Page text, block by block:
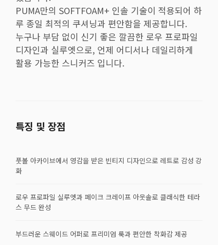
PUMA만의 SOFTFOAM+ 인솔 기술이 적용되어 하
루 종일 최적의 쿠셔닝과 편안함을 제공합니다.
누구나 부담 없이 신기 좋은 깔끔한 로우 프로파일
디자인과 실루엣으로, 언제 어디서나 데일리하게
활용 가능한 스니커즈 입니다.
특징 및 장점
풋볼 아카이브에서 영감을 받은 빈티지 디자인으로 레트로 감성 강
화
로우 프로파일 실루엣과 페이크 크레이프 아웃솔로 클래식한 테라
스 무드 완성
부드러운 스웨이드 어퍼로 프리미엄 룩과 편안한 착화감 제공